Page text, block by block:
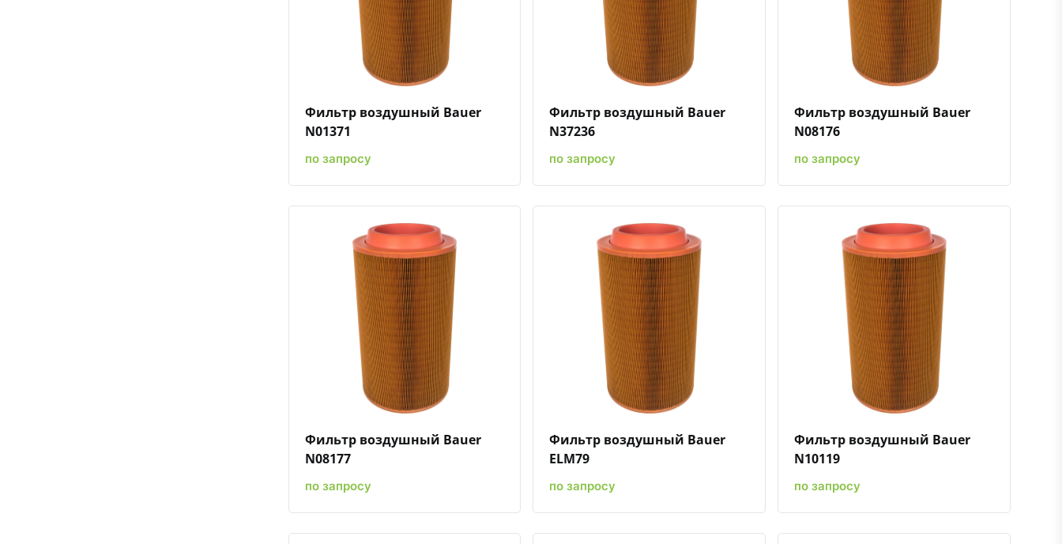
Быстрый просмотрДобавить к сравнениюДобавить в избранное
Фильтр воздушный Bauer
N01371
по запросу
Быстрый просмотрДобавить к сравнениюДобавить в избранное
Фильтр воздушный Bauer
N37236
по запросу
Быстрый просмотрДобавить к сравнениюДобавить в избранное
Фильтр воздушный Bauer
N08176
по запросу
Быстрый просмотрДобавить к сравнениюДобавить в избранное
Фильтр воздушный Bauer
N08177
по запросу
Быстрый просмотрДобавить к сравнениюДобавить в избранное
Фильтр воздушный Bauer
ELM79
по запросу
Быстрый просмотрДобавить к сравнениюДобавить в избранное
Фильтр воздушный Bauer
N10119
по запросу